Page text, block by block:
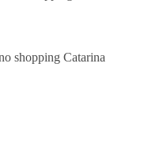
shopping Catarina